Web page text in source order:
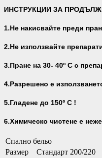
ИНСТРУКЦИИ ЗА
1.Не накисвайте преди
2.Не използвайте
3.Пране на 30- 40º С с
4.Разрешено е
5.Гладене до 150º С !
6.Химическо чистене е
Спално бельо
Размер
Стандарт 200/220